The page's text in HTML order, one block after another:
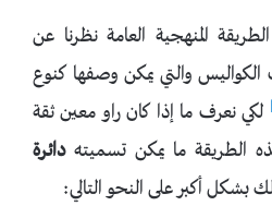
المنهجية العامة نظرنا عن
والتي يمكن وصفها كنوع
لكي نعرف ما إذا كان راو معين ثقة
الطريقة ما يمكن تسميتهدائرة
بشكل أكبر على النحو التالي: